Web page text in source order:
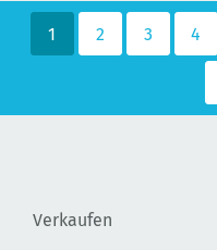
1 2 3 4
Verkaufen